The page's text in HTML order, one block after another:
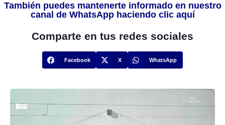
También puedes mantenerte informado en nuestro
canal de WhatsApp haciendo clic aquí
Comparte en tus redes sociales
Facebook X WhatsApp